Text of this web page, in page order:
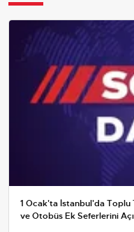
1 Ocak'ta İstanbul'da Toplu
ve Otobüs Ek Seferlerini